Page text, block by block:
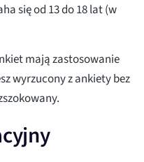
się od 13 do 18 lat (w
mają zastosowanie
wyrzucony z ankiety bez